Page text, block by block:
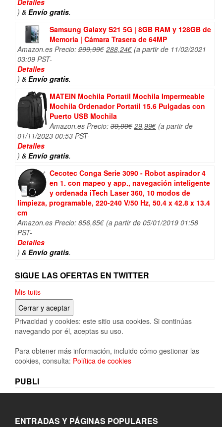
) & Envío gratis.
Samsung Galaxy S21 5G | 8GB RAM y 128GB de
Memoria | Cámara Trasera de 64MP
Amazon.es Precio: 299,99€ El
288,24€El(a partir de 11/02/2021
03:09 PST-
Detalles
) & Envío gratis.
MATEIN Mochila Portatil Mochila Impermeable
Mochila Ordenador Portatil 15.6 Pulgadas con
Puerto USB Mochila
Amazon.es Precio: 39,99€ El
29,99€El(a partir de
01/11/2023 00:53 PST-
Detalles
) & Envío gratis.
Cecotec Conga Serie 3090 - Robot aspirador 4
en 1. con mapeo y app., navegación inteligente
y ordenada iTech Laser 360, 10 modos de
limpieza, programable, 220-240 V/50 Hz, 50.4 x 42.8 x 13.4
cm
Amazon.es Precio: 856,65€ (a partir de 05/01/2019 01:58
PST-
Detalles
) & Envío gratis.
SIGUE LAS OFERTAS EN TWITTER
Mis tuits
Privacidad y cookies: este sitio usa cookies. Si continúas
navegando por él, aceptas su uso.
Para obtener más información, incluido cómo gestionar las
cookies, consulta: Política de cookies
PUBLI
ENTRADAS Y PÁGINAS POPULARES